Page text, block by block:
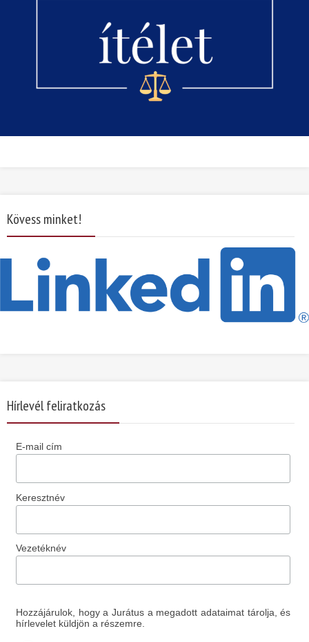
Kövess minket!
Hírlevél feliratkozás
E-mail cím
Keresztnév
Vezetéknév
Hozzájárulok, hogy a Jurátus a megadott adataimat tárolja, és
hírlevelet küldjön a részemre.